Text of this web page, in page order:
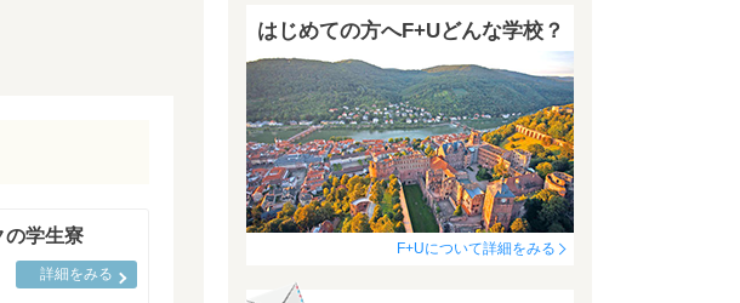
の学生寮
詳細をみる
はじめての方へF+Uどんな学校？
F+Uについて詳細をみる